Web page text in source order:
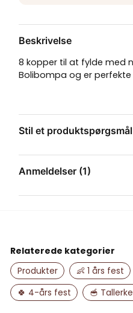
Beskrivelse
8 kopper til at fylde med
Bolibompa og er
Stil et produktspørgsmål
Spørg os om noget
Ja, du kan
Anmeldelser (1)
Relaterede kategorier
Produkter
👶 1 års fest
🍀 4-års fest
🥣